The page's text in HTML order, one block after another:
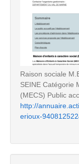
Raison sociale
SEINE Catégorie
(MECS) Public
http://
erioux-